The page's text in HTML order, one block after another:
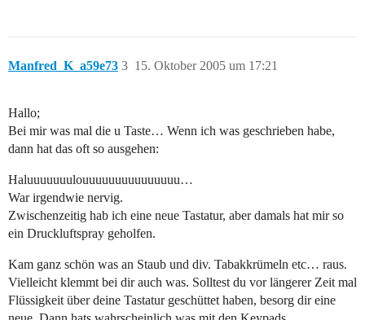
Manfred_K_a59e73 15. Oktober 2005 um 17:21
3
Hallo;
Bei mir was mal die u Taste… Wenn ich was geschrieben habe,
dann hat das oft so ausgehen:
Haluuuuuuulouuuuuuuuuuuuuuu…
War irgendwie nervig.
Zwischenzeitig hab ich eine neue Tastatur, aber damals hat mir so
ein Druckluftspray geholfen.
Kam ganz schön was an Staub und div. Tabakkrümeln etc… raus.
Vielleicht klemmt bei dir auch was. Solltest du vor längerer Zeit mal
Flüssigkeit über deine Tastatur geschüttet haben, besorg dir eine